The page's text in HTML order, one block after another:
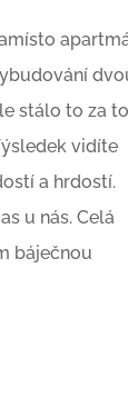
stálo to za
vidíte
a hrdostí.
u nás. Celá
báječnou